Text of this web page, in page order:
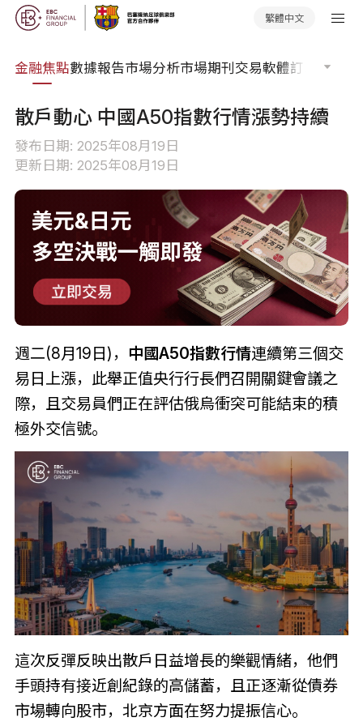
繁體中文
金融焦點數據報告市場分析市場期刊交易軟體訂單流
散戶動心 中國A50指數行情漲勢持續
發布日期: 2025年08月19日
更新日期: 2025年08月19日
週二(8月19日)， 中國A50指數行情連續第三個交
易日上漲，此舉正值央行行長們召開關鍵會議之
際，且交易員們正在評估俄烏衝突可能結束的積
極外交信號。
這次反彈反映出散戶日益增長的樂觀情緒，他們
手頭持有接近創紀錄的高儲蓄，且正逐漸從債券
市場轉向股市，北京方面在努力提振信心。